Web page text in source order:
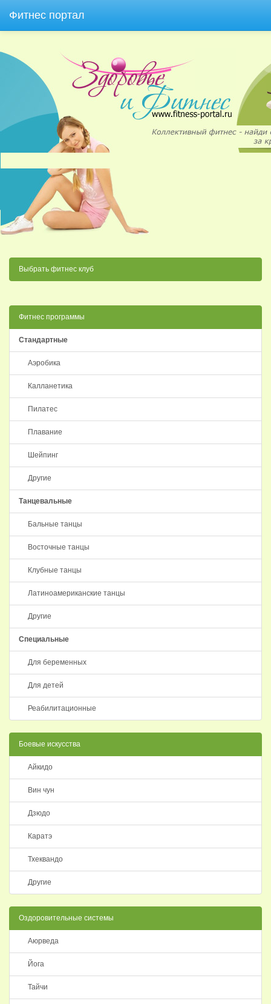
Фитнес портал
Выбрать фитнес клуб
Фитнес программы
Стандартные
Аэробика
Калланетика
Пилатес
Плавание
Шейпинг
Другие
Танцевальные
Бальные танцы
Восточные танцы
Клубные танцы
Латиноамериканские танцы
Другие
Специальные
Для беременных
Для детей
Реабилитационные
Боевые искусства
Айкидо
Вин чун
Дзюдо
Каратэ
Тхеквандо
Другие
Оздоровительные системы
Аюрведа
Йога
Тайчи